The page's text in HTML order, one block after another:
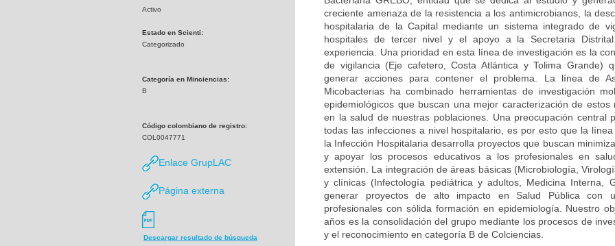
Activo
Estado en Scienti:
Categorizado
Categoría en Minciencias:
B
Código colombiano de registro:
COL0047771
Enlace GrupLAC
Página externa
Descargar resultado de búsqueda
creciente amenaza de la resistencia a los antimicrobianos, la
hospitalaria de la Capital mediante un sistema integrado de
hospitales de tercer nivel y el apoyo a la Secretaria
experiencia. Una prioridad en esta línea de investigación es la
de vigilancia (Eje cafetero, Costa Atlántica y Tolima Grande)
generar acciones para contener el problema. La línea de
Micobacterias ha combinado herramientas de investigación
epidemiológicos que buscan una mejor caracterización de
en la salud de nuestras poblaciones. Una preocupación central
todas las infecciones a nivel hospitalario, es por esto que la
la Infección Hospitalaria desarrolla proyectos que buscan
y apoyar los procesos educativos a los profesionales en
extensión. La integración de áreas básicas (Microbiología,
y clínicas (Infectología pediátrica y adultos, Medicina Interna,
generar proyectos de alto impacto en Salud Pública con
profesionales con sólida formación en epidemiología. Nuestro
años es la consolidación del grupo mediante los procesos de
y el reconocimiento en categoría B de Colciencias.